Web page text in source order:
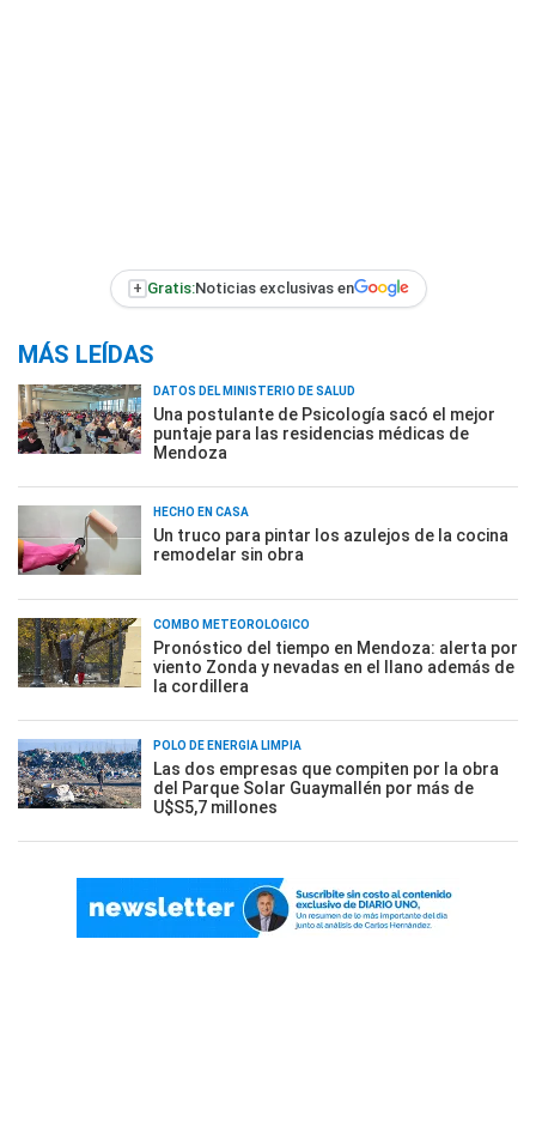
+ Gratis:Noticias exclusivas en
MÁS LEÍDAS
DATOS DEL MINISTERIO DE SALUD
Una postulante de Psicología sacó el mejor
puntaje para las residencias médicas de
Mendoza
HECHO EN CASA
Un truco para pintar los azulejos de la cocina
remodelar sin obra
COMBO METEOROLÓGICO
Pronóstico del tiempo en Mendoza: alerta por
viento Zonda y nevadas en el llano además de
la cordillera
POLO DE ENERGÍA LIMPIA
Las dos empresas que compiten por la obra
del Parque Solar Guaymallén por más de
U$S5,7 millones